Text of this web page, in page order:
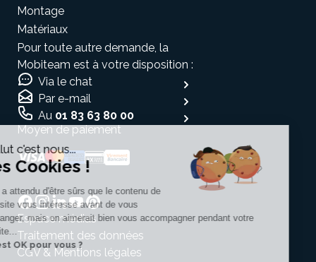
Montage
Matériaux
Pour toute autre demande, la
Mobiteam est à votre disposition :
Via le chat
Par e-mail
Au 01 83 63 80 00
Moyen de paiement
Espace médias
Traitement des données
CGV & Mentions légales
Salut c'est nous...
les Cookies !
On a attendu d'être sûrs que le contenu de
ce site vous intéresse avant de vous
déranger, mais on aimerait bien vous accompagner pendant votre
visite...
C'est OK pour vous ?